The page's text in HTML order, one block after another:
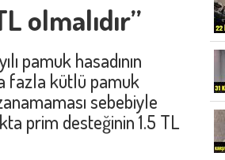
olmalıdır”
pamuk hasadının
fazla kütlü pamuk
sebebiyle
prim desteğinin 1.5 TL